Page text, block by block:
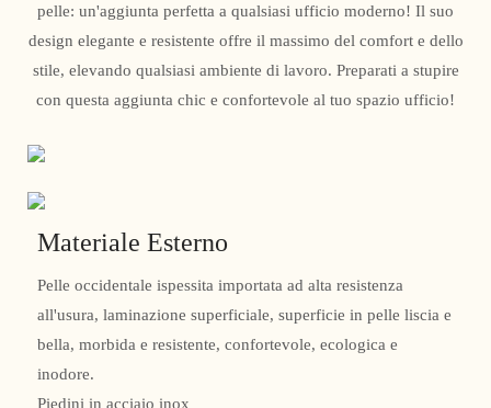
pelle: un'aggiunta perfetta a qualsiasi ufficio moderno! Il suo
design elegante e resistente offre il massimo del comfort e dello
stile, elevando qualsiasi ambiente di lavoro. Preparati a stupire
con questa aggiunta chic e confortevole al tuo spazio ufficio!
Materiale Esterno
Pelle occidentale ispessita importata ad alta resistenza
all'usura, laminazione superficiale, superficie in pelle liscia e
bella, morbida e resistente, confortevole, ecologica e
inodore.